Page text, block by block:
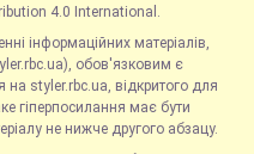
4.0 International.
інформаційних матеріалів,
обов'язковим є
на styler.rbc.ua, відкритого для
гіперпосилання має бути
не нижче другого абзацу.